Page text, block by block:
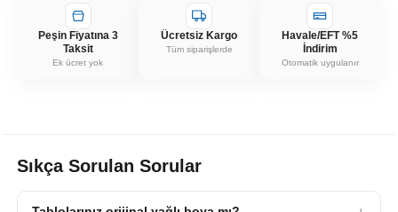
Peşin Fiyatına 3
Taksit
Ek ücret yok
Ücretsiz Kargo
Tüm siparişlerde
Havale/EFT %5
İndirim
Otomatik uygulanır
Sıkça Sorulan Sorular